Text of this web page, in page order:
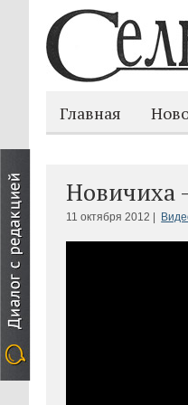
Главная
Новичиха
11 октября 2012 |